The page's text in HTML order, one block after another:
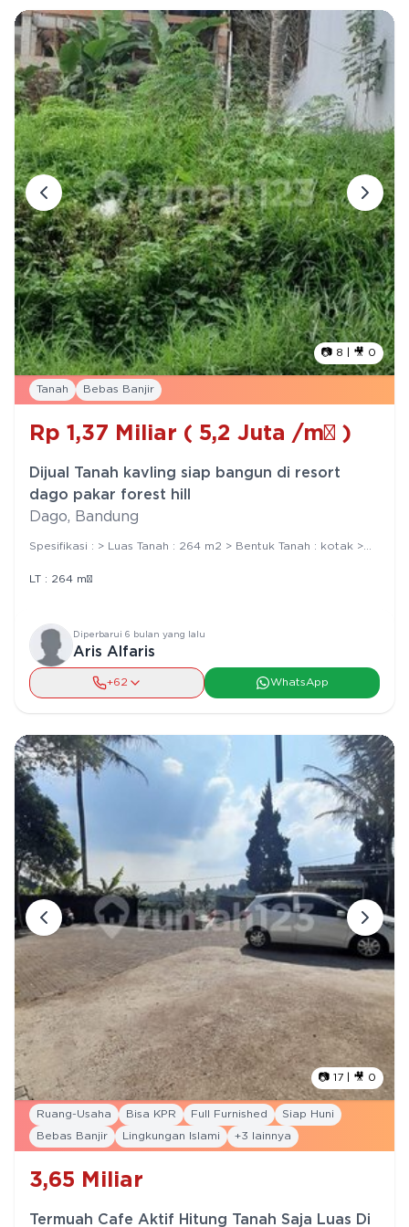
📷 8 | 🎥 0
Tanah Bebas Banjir
Rp 1,37 Miliar ( 5,2 Juta /m² )
Dijual Tanah kavling siap bangun di resort
dago pakar forest hill
Dago, Bandung
Spesifikasi : > Luas Tanah : 264 m2 > Bentuk Tanah : kotak >
barat > Legalitas : SHGB - Lebar Jalan : 2 Mobil > Harga
LT : 264 m²
Diperbarui 6 bulan yang lalu
Aris Alfaris
+62 WhatsApp
📷 17 | 🎥 0
Ruang-Usaha Bisa KPR Full Furnished Siap Huni
Bebas Banjir Lingkungan Islami +3 lainnya
3,65 Miliar
Termuah Cafe Aktif Hitung Tanah Saja Luas Di